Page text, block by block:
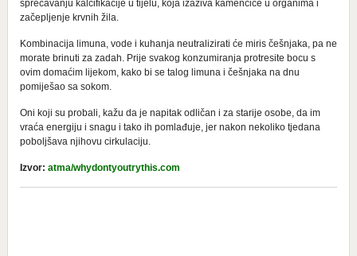
sprečavanju kalcifikacije u tijelu, koja izaziva kamenčiće u organima i
začepljenje krvnih žila.
Kombinacija limuna, vode i kuhanja neutralizirati će miris češnjaka, pa ne
morate brinuti za zadah. Prije svakog konzumiranja protresite bocu s
ovim domaćim lijekom, kako bi se talog limuna i češnjaka na dnu
pomiješao sa sokom.
Oni koji su probali, kažu da je napitak odličan i za starije osobe, da im
vraća energiju i snagu i tako ih pomlađuje, jer nakon nekoliko tjedana
poboljšava njihovu cirkulaciju.
Izvor: atma/whydontyoutrythis.com